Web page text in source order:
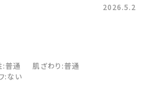
2026.5.2
:普通 肌ざわり :普通
:ない